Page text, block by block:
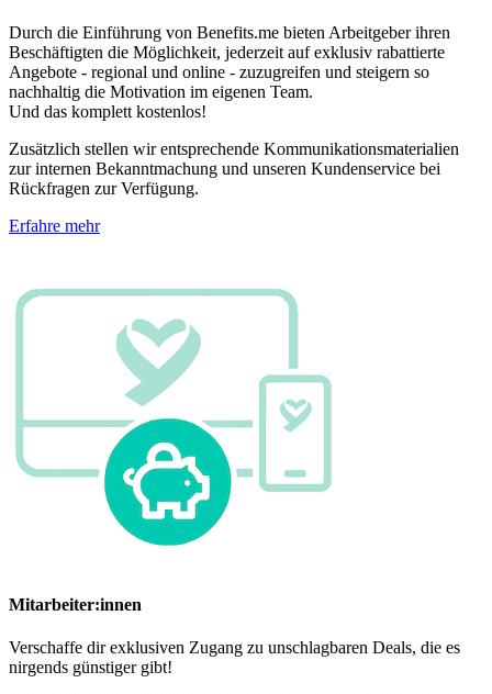
Durch die Einführung von Benefits.me bieten Arbeitgeber ihren
Beschäftigten die Möglichkeit, jederzeit auf exklusiv rabattierte
Angebote - regional und online - zuzugreifen und steigern so
nachhaltig die Motivation im eigenen Team.
Und das komplett kostenlos!
Zusätzlich stellen wir entsprechende Kommunikationsmaterialien
zur internen Bekanntmachung und unseren Kundenservice bei
Rückfragen zur Verfügung.
Erfahre mehr
Mitarbeiter:innen
Verschaffe dir exklusiven Zugang zu unschlagbaren Deals, die es
nirgends günstiger gibt!